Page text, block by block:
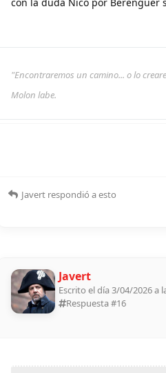
"Encontraremos un camino... o lo
Molon labe.
Javert respondió a esto
Javert
Escrito el día 3/04/2026 a
Respuesta #16